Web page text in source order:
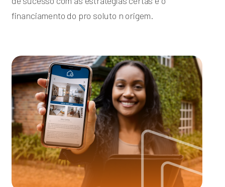
financiamento do pro soluto n origem.